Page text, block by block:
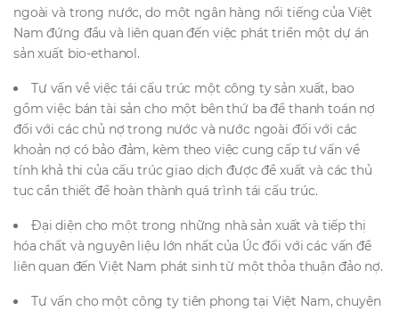
ngoài và trong nước, do một ngân hàng nổi tiếng của Việt
Nam đứng đầu và liên quan đến việc phát triển một dự án
sản xuất bio-ethanol.
Tư vấn về việc tái cấu trúc một công ty sản xuất, bao
gồm việc bán tài sản cho một bên thứ ba để thanh toán nợ
đối với các chủ nợ trong nước và nước ngoài đối với các
khoản nợ có bảo đảm, kèm theo việc cung cấp tư vấn về
tính khả thi của cấu trúc giao dịch được đề xuất và các thủ
tục cần thiết để hoàn thành quá trình tái cấu trúc.
Đại diện cho một trong những nhà sản xuất và tiếp thị
hóa chất và nguyên liệu lớn nhất của Úc đối với các vấn đề
liên quan đến Việt Nam phát sinh từ một thỏa thuận đảo nợ.
Tư vấn cho một công ty tiên phong tại Việt Nam, chuyên